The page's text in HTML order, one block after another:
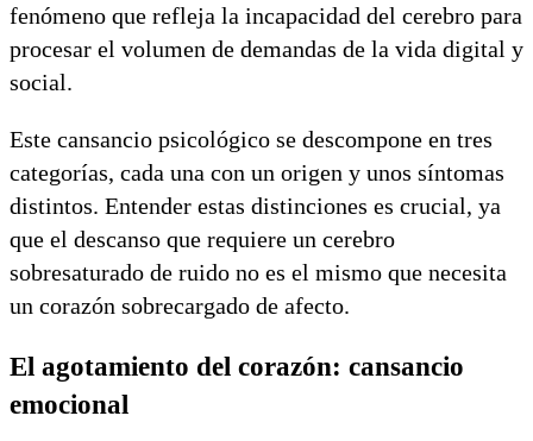
fenómeno que refleja la incapacidad del cerebro para
procesar el volumen de demandas de la vida digital y
social.
Este cansancio psicológico se descompone en tres
categorías, cada una con un origen y unos síntomas
distintos. Entender estas distinciones es crucial, ya
que el descanso que requiere un cerebro
sobresaturado de ruido no es el mismo que necesita
un corazón sobrecargado de afecto.
El agotamiento del corazón: cansancio
emocional